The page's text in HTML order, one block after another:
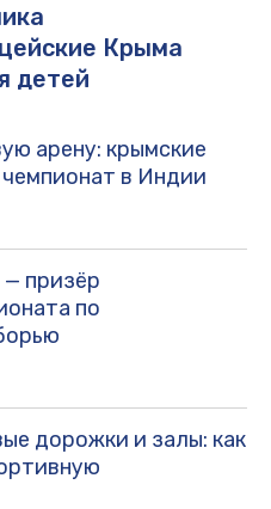
Крыма
детей
арену: крымские
в Индии
призёр
по
дорожки и залы: как